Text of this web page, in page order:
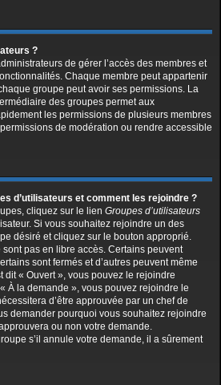
?
de gérer l’accès des membres et
Chaque membre peut appartenir
groupe peut avoir ses permissions. La
des groupes permet aux
les permissions de plusieurs membres
de modération ou rendre accessible
d’utilisateurs et comment les rejoindre ?
cliquez sur le lien Groupes d’utilisateurs
Si vous souhaitez rejoindre un des
désiré et cliquez sur le bouton approprié.
pas en libre accès. Certains peuvent
sont fermés et d’autres peuvent même
dit « Ouvert », vous pouvez le rejoindre
À la demande », vous pouvez rejoindre le
d’être approuvée par un chef de
demander pourquoi vous souhaitez rejoindre
ou non votre demande.
s’il annule votre demande, il a sûrement